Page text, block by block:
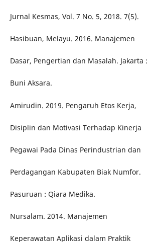
Jurnal Kesmas, Vol. 7 No. 5, 2018. 7(5).
Hasibuan, Melayu. 2016. Manajemen
Dasar, Pengertian dan Masalah. Jakarta :
Buni Aksara.
Amirudin. 2019. Pengaruh Etos Kerja,
Disiplin dan Motivasi Terhadap Kinerja
Pegawai Pada Dinas Perindustrian dan
Perdagangan Kabupaten Biak Numfor.
Pasuruan : Qiara Medika.
Nursalam. 2014. Manajemen
Keperawatan Aplikasi dalam Praktik